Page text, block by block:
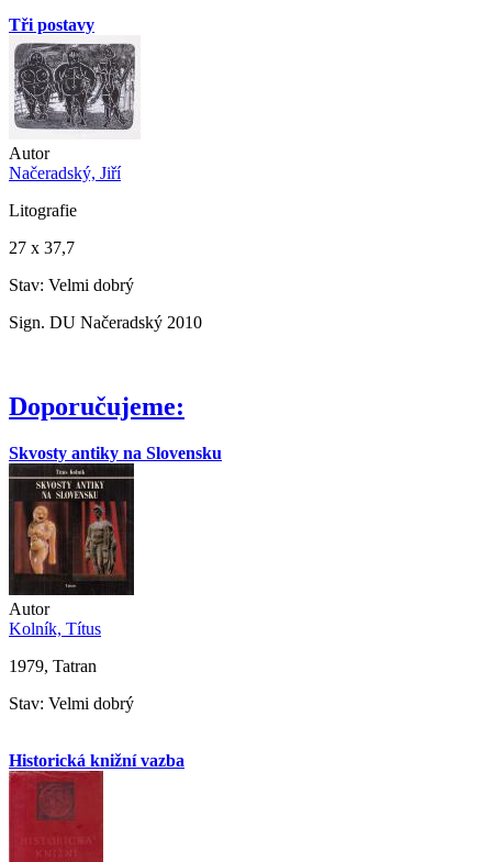
Tři postavy
Autor
Načeradský, Jiří
Litografie
27 x 37,7
Stav: Velmi dobrý
Sign. DU Načeradský 2010
Doporučujeme:
Skvosty antiky na Slovensku
Autor
Kolník, Títus
1979, Tatran
Stav: Velmi dobrý
Historická knižní vazba